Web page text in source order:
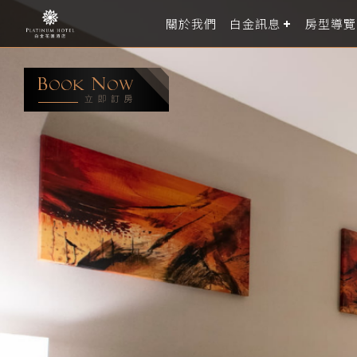
關於我們 白金訊息 房型導覽